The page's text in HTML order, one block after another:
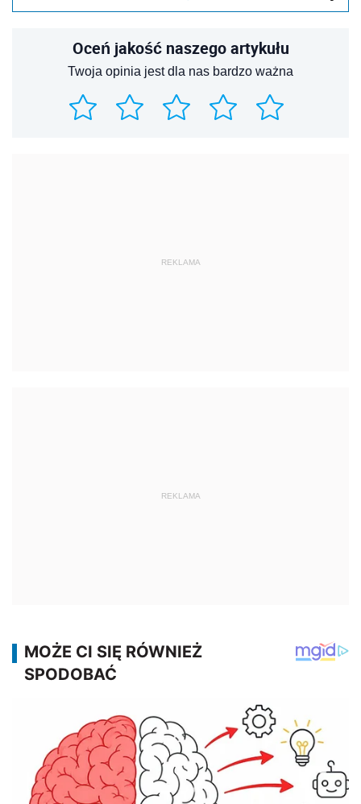
Oceń jakość naszego artykułu
Twoja opinia jest dla nas bardzo ważna
REKLAMA
REKLAMA